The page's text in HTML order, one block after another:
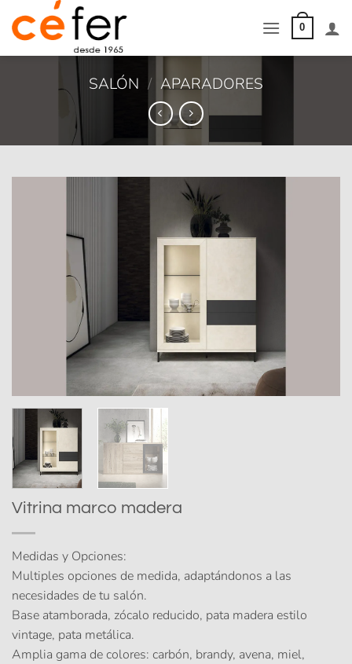
0
SALÓN / APARADORES
Vitrina marco madera
Medidas y Opciones:
Multiples opciones de medida, adaptándonos a las
necesidades de tu salón.
Base atamborada, zócalo reducido, pata madera estilo
vintage, pata metálica.
Amplia gama de colores: carbón, brandy, avena, miel,